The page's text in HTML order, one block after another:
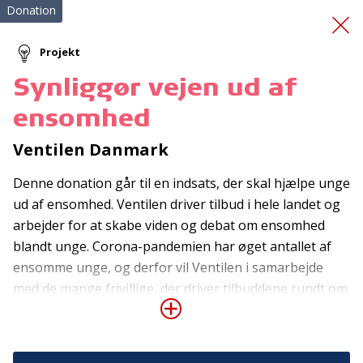
"ALLE KAN BLIVE TIL
NOGET"
Donation
Projekt
Synliggør vejen ud af
ensomhed
Ventilen Danmark
Denne donation går til en indsats, der skal hjælpe unge
ud af ensomhed. Ventilen driver tilbud i hele landet og
arbejder for at skabe viden og debat om ensomhed
blandt unge. Corona-pandemien har øget antallet af
ensomme unge, og derfor vil Ventilen i samarbejde
med de mange frivillige, der driver tilbuddene rundt om
i landet, skabe større kendskab til Ventilen blandt de
henvise unge til Ventilen. Donationen går bl.a. til at
Tilmeld nyhedsbrev
De seneste nyheder om TrygFondens og TryghedsGruppens